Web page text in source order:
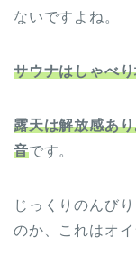
ないですよね。
サウナはしゃべ
露天は解放感あ
音です。
じっくりのんび
のか、これはオ